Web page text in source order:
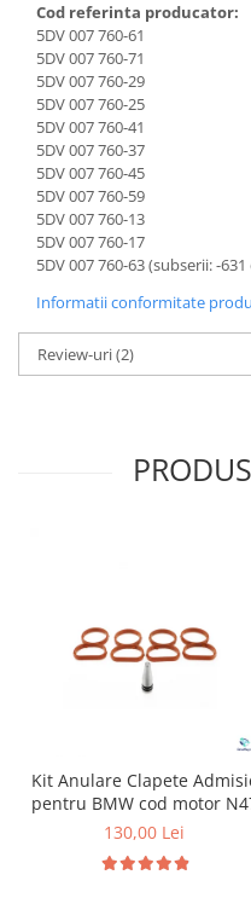
Cod referinta producator:
5DV 007 760-61
5DV 007 760-71
5DV 007 760-29
5DV 007 760-25
5DV 007 760-41
5DV 007 760-37
5DV 007 760-45
5DV 007 760-59
5DV 007 760-13
5DV 007 760-17
5DV 007 760-63 (subserii: -631
Informatii conformitate
Review-uri(2)
Kit Anulare Clapete
pentru BMW cod motor
130,00 Lei